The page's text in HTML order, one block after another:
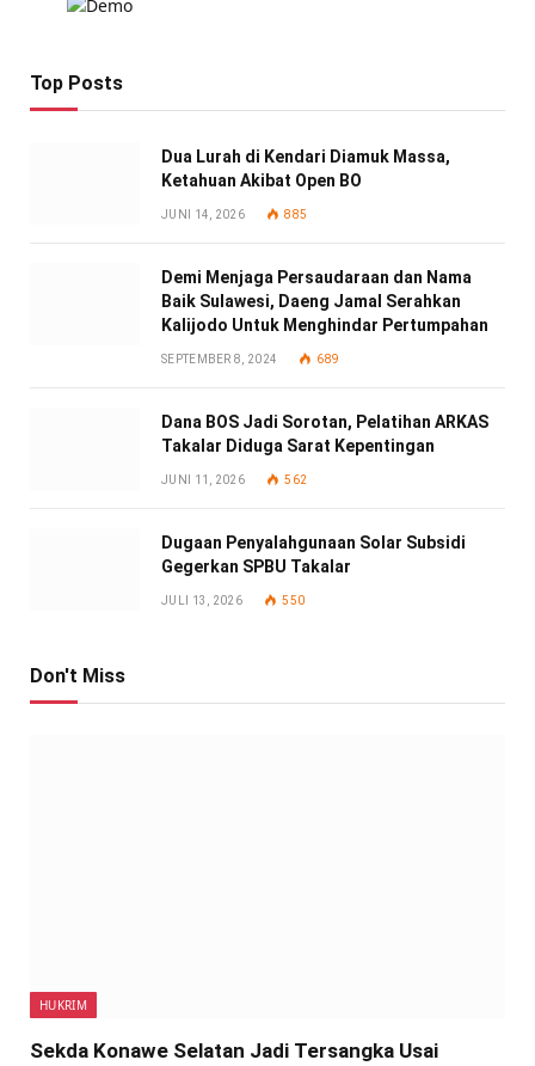
Top Posts
Dua Lurah di Kendari Diamuk Massa,
Ketahuan Akibat Open BO
JUNI 14, 2026 885
Demi Menjaga Persaudaraan dan Nama
Baik Sulawesi, Daeng Jamal Serahkan
Kalijodo Untuk Menghindar Pertumpahan
SEPTEMBER 8, 2024 689
Dana BOS Jadi Sorotan, Pelatihan ARKAS
Takalar Diduga Sarat Kepentingan
JUNI 11, 2026 562
Dugaan Penyalahgunaan Solar Subsidi
Gegerkan SPBU Takalar
JULI 13, 2026 550
Don't Miss
HUKRIM
Sekda Konawe Selatan Jadi Tersangka Usai